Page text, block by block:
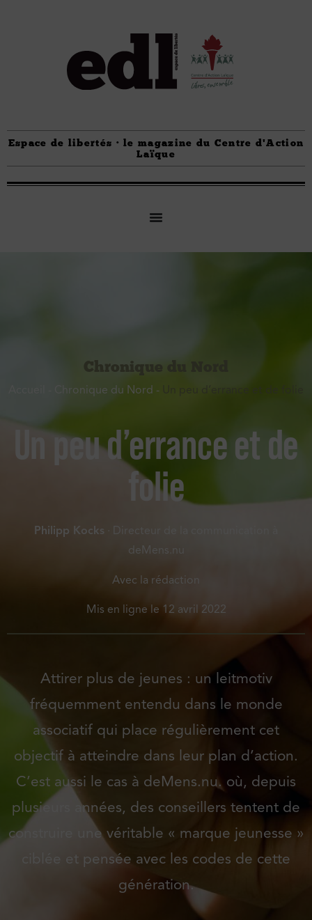
Espace de libertés · le magazine du Centre d'Action
Laïque
Chronique du Nord
Chronique du Nord - Un peu d’errance et de folie
Un peu d’errance et de
folie
Philipp Kocks · Directeur de la communication à
deMens.nu
Avec la rédaction
Mis en ligne le 12 avril 2022
Attirer plus de jeunes : un leitmotiv
fréquemment entendu dans le monde
associatif qui place régulièrement cet
objectif à atteindre dans leur plan d’action.
C’est aussi le cas à deMens.nu. où, depuis
plusieurs années, des conseillers tentent de
construire une véritable « marque jeunesse »
ciblée et pensée avec les codes de cette
génération.